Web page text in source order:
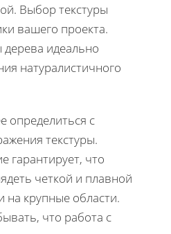
Выбор текстуры
вашего проекта.
идеально
натуралистичного
определиться с
текстуры.
гарантирует, что
четкой и плавной
крупные области.
что работа с